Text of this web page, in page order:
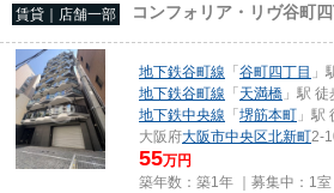
賃貸｜店舗一部 コンフォリア・リヴ谷町
地下鉄谷町線 「谷町四丁目 」
地下鉄谷町線 「天満橋 」駅
地下鉄中央線 「堺筋本町 」駅
大阪府大阪市中央区北新町2-
55万円
築年数：築1年 ｜募集中： 1室